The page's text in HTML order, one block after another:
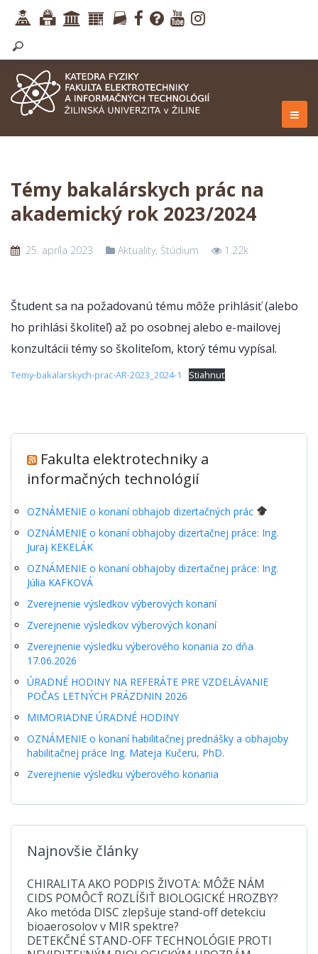
Témy bakalárskych prác na
akademický rok 2023/2024
25. apríla 2023 Aktuality, Štúdium 1.22k
Študent sa na požadovanú tému môže prihlásiť (alebo
ho prihlási školiteľ) až po osobnej alebo e-mailovej
konzultácii témy so školiteľom, ktorý tému vypísal.
Temy-bakalarskych-prac-AR-2023_2024-1 Stiahnuť
Fakulta elektrotechniky a
informačných technológií
OZNÁMENIE o konaní obhajob dizertačných prác
OZNÁMENIE o konaní obhajoby dizertačnej práce: Ing.
Juraj KEKELÁK
OZNÁMENIE o konaní obhajoby dizertačnej práce: Ing.
Júlia KAFKOVÁ
Zverejnenie výsledkov výberových konaní
Zverejnenie výsledkov výberových konaní
Zverejnenie výsledku výberového konania zo dňa
17.06.2026
ÚRADNÉ HODINY NA REFERÁTE PRE VZDELÁVANIE
POČAS LETNÝCH PRÁZDNIN 2026
MIMORIADNE ÚRADNÉ HODINY
OZNÁMENIE o konaní habilitačnej prednášky a obhajoby
habilitačnej práce Ing. Mateja Kučeru, PhD.
Zverejnenie výsledku výberového konania
Najnovšie články
CHIRALITA AKO PODPIS ŽIVOTA: MÔŽE NÁM
CIDS POMÔCŤ ROZLÍŠIŤ BIOLOGICKÉ HROZBY?
Ako metóda DISC zlepšuje stand-off detekciu
bioaerosolov v MIR spektre?
DETEKČNÉ STAND-OFF TECHNOLÓGIE PROTI